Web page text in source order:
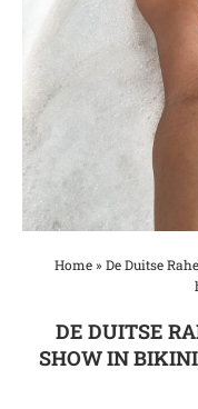
Home» De Duitse
DE DUITSE
SHOW IN